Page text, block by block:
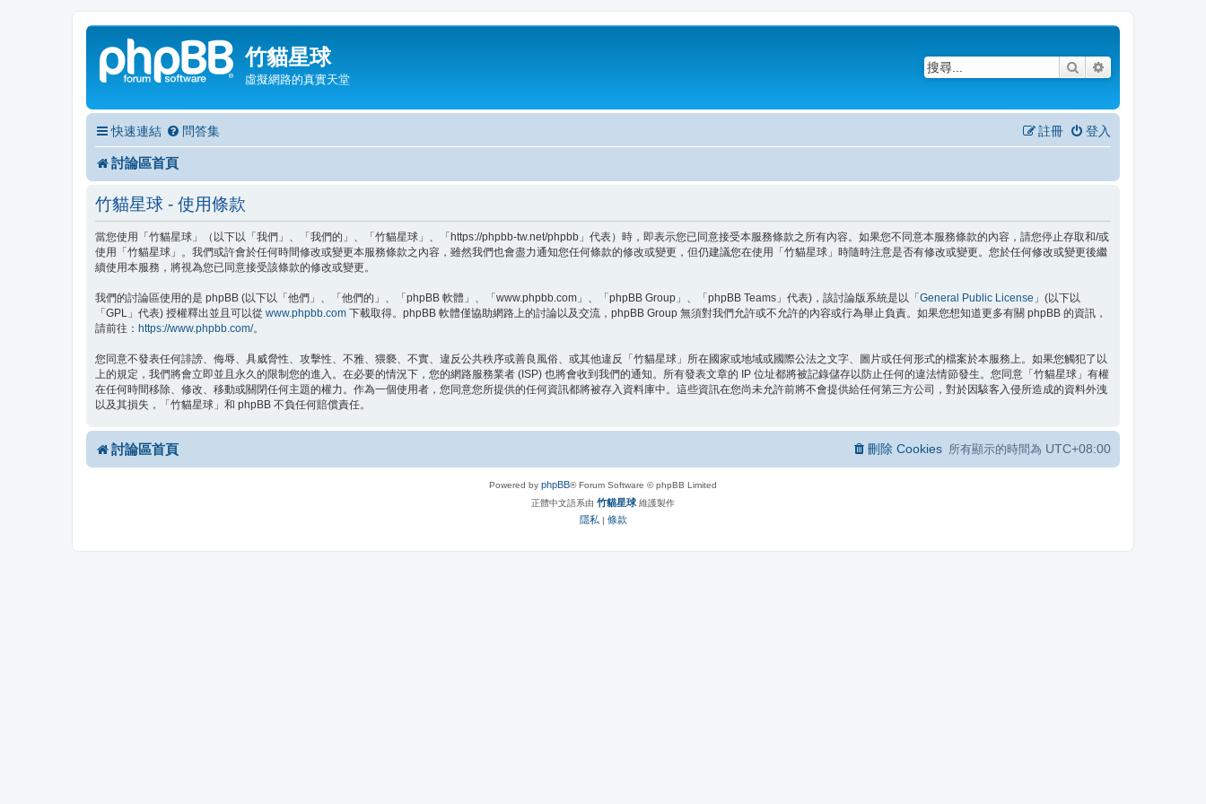
竹貓星球
虛擬網路的真實天堂
搜尋
快速連結 問答集 登入
註冊
討論區首頁
竹貓星球 - 使用條款
當您使用「竹貓星球」（以下以「我們」、「我們的」、「竹貓星球」、「https://phpbb-tw.net/phpbb」代表）時，即表示您已同意接受本服務條款之所有內容。如果您不同意本服務條款的內容，請您停止存取和/或
使用「竹貓星球」。我們或許會於任何時間修改或變更本服務條款之內容，雖然我們也會盡力通知您任何條款的修改或變更，但仍建議您在使用「竹貓星球」時隨時注意是否有修改或變更。您於任何修改或變更後繼
續使用本服務，將視為您已同意接受該條款的修改或變更。
我們的討論區使用的是 phpBB (以下以「他們」、「他們的」、「phpBB 軟體」、「www.phpbb.com」、「phpBB Group」、「phpBB Teams」代表)，該討論版系統是以「 General Public License 」(以下以
「GPL」代表) 授權釋出並且可以從 www.phpbb.com 下載取得。phpBB 軟體僅協助網路上的討論以及交流，phpBB Group 無須對我們允許或不允許的內容或行為舉止負責。如果您想知道更多有關 phpBB 的資訊，
請前往： https://www.phpbb.com/。
您同意不發表任何誹謗、侮辱、具威脅性、攻擊性、不雅、猥褻、不實、違反公共秩序或善良風俗、或其他違反「竹貓星球」所在國家或地域或國際公法之文字、圖片或任何形式的檔案於本服務上。如果您觸犯了以
上的規定，我們將會立即並且永久的限制您的進入。在必要的情況下，您的網路服務業者 (ISP) 也將會收到我們的通知。所有發表文章的 IP 位址都將被記錄儲存以防止任何的違法情節發生。您同意「竹貓星球」有權
在任何時間移除、修改、移動或關閉任何主題的權力。作為一個使用者，您同意您所提供的任何資訊都將被存入資料庫中。這些資訊在您尚未允許前將不會提供給任何第三方公司，對於因駭客入侵所造成的資料外洩
以及其損失，「竹貓星球」和 phpBB 不負任何賠償責任。
討論區首頁 所有顯示的時間為 UTC+08:00
刪除 Cookies
Powered by phpBB® Forum Software © phpBB Limited
正體中文語系由 竹貓星球 維護製作
隱私 | 條款